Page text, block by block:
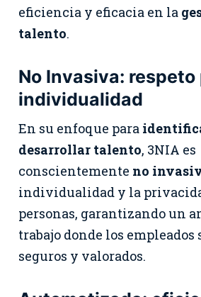
eficiencia y eficacia en la
talento.
No Invasiva: respeto
individualidad
En su enfoque para
desarrollar talento, 3NIA es
conscientemente no
individualidad y la
personas, garantizando un
trabajo donde los empleados
seguros y valorados.